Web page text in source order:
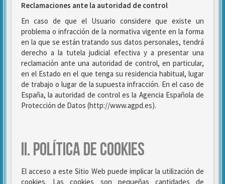
Reclamaciones ante la autoridad de control
En caso de que el Usuario considere que existe un
problema o infracción de la normativa vigente en la forma
en la que se están tratando sus datos personales, tendrá
derecho a la tutela judicial efectiva y a presentar una
reclamación ante una autoridad de control, en particular,
en el Estado en el que tenga su residencia habitual, lugar
de trabajo o lugar de la supuesta infracción. En el caso de
España, la autoridad de control es la Agencia Española de
Protección de Datos (http://www.agpd.es).
II. POLÍTICA DE COOKIES
El acceso a este Sitio Web puede implicar la utilización de
cookies. Las cookies son pequeñas cantidades de